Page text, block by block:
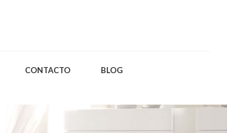
CONTACTO BLOG